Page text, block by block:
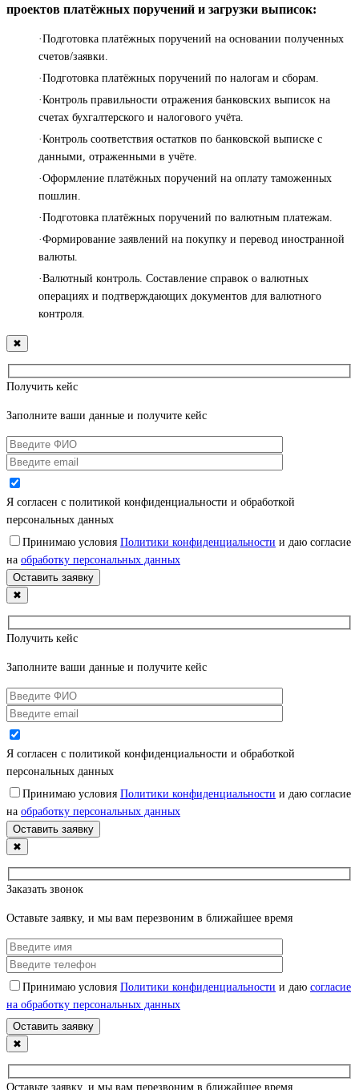
проектов платёжных поручений и загрузки выписок:
·Подготовка платёжных поручений на основании полученных
счетов/заявки.
·Подготовка платёжных поручений по налогам и сборам.
·Контроль правильности отражения банковских выписок на
счетах бухгалтерского и налогового учёта.
·Контроль соответствия остатков по банковской выписке с
данными, отраженными в учёте.
·Оформление платёжных поручений на оплату таможенных
пошлин.
·Подготовка платёжных поручений по валютным платежам.
·Формирование заявлений на покупку и перевод иностранной
валюты.
·Валютный контроль. Составление справок о валютных
операциях и подтверждающих документов для валютного
контроля.
✖
Получить кейс
Заполните ваши данные и получите кейс
Я согласен с политикой конфиденциальности и обработкой
персональных данных
Принимаю условия Политики конфиденциальности и даю согласие
на обработку персональных данных
✖
Получить кейс
Заполните ваши данные и получите кейс
Я согласен с политикой конфиденциальности и обработкой
персональных данных
Принимаю условия Политики конфиденциальности и даю согласие
на обработку персональных данных
✖
Заказать звонок
Оставьте заявку, и мы вам перезвоним в ближайшее время
Принимаю условия Политики конфиденциальности и даю согласие
на обработку персональных данных
✖
Оставьте заявку, и мы вам перезвоним в ближайшее время